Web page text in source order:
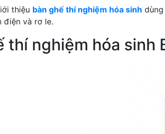
thiệu bàn ghế thí nghiệm hóa sinh
điện và rơ le.
thí nghiệm hóa sinh